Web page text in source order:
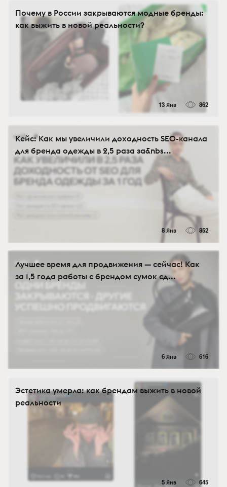
Почему в России закрываются модные бренды:
как выжить в новой реальности?
13 Янв 862
Кейс: Как мы увеличили доходность SEO-канала
для бренда одежды в 2,5 раза за&nbs...
8 Янв 852
Лучшее время для продвижения — сейчас! Как
за 1,5 года работы с брендом сумок сд...
6 Янв 616
Эстетика умерла: как брендам выжить в новой
реальности
5 Янв 645